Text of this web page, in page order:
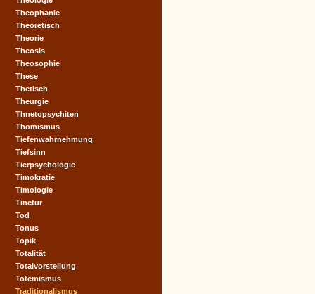
Theophanie
Theoretisch
Theorie
Theosis
Theosophie
These
Thetisch
Theurgie
Thnetopsychiten
Thomismus
Tiefenwahrnehmung
Tiefsinn
Tierpsychologie
Timokratie
Timologie
Tinctur
Tod
Tonus
Topik
Totalität
Totalvorstellung
Totemismus
Traditionalismus